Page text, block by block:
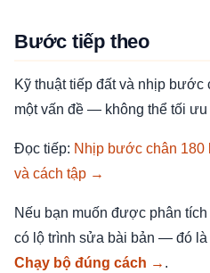
Bước tiếp theo
Kỹ thuật tiếp đất và nhịp bước
một vấn đề — không thể tối
Đọc tiếp: Nhịp bước chân 180
và cách tập →
Nếu bạn muốn được phân
có lộ trình sửa bài bản — đó
Chạy bộ đúng cách → .